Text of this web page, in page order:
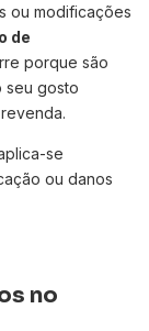
ou modificações
de
porque são
seu gosto
se
ou danos
no